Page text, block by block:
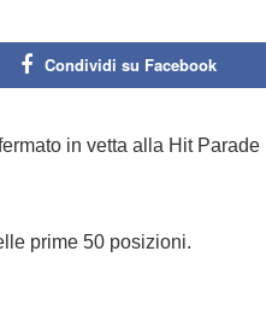
Condividi su Facebook
in vetta alla Hit
prime 50 posizioni.